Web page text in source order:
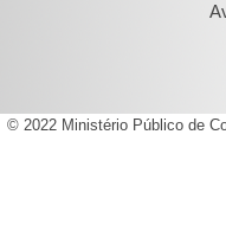
© 2022 Ministério Público de